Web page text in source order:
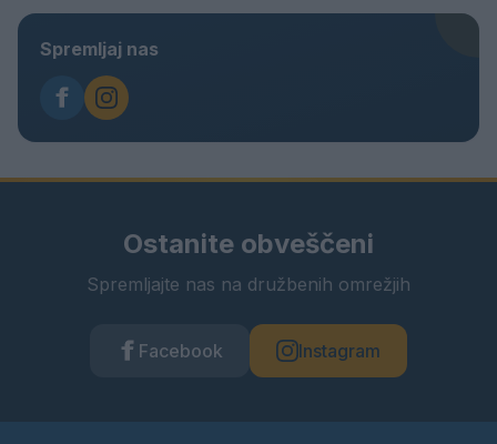
Spremljaj nas
Ostanite obveščeni
Spremljajte nas na družbenih omrežjih
Facebook Instagram